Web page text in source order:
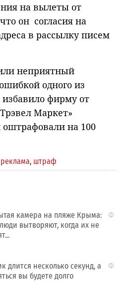
на вылеты от
он согласия на
в рассылку писем
неприятный
одного из
избавило фирму от
Маркет»
на 100
реклама, штраф
i
камера на пляже Крыма:
вытворяют, когда их не
i
длится несколько секунд, а
вы будете долго